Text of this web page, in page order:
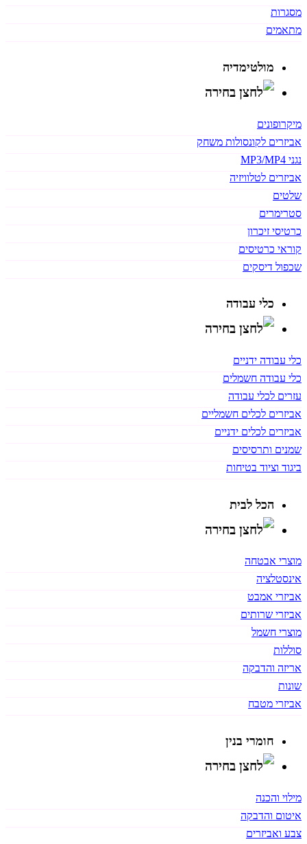
מסגרות
מתאמים
מולטימדיה
מיקרופונים
אביזרים לקונסולות משחק
נגני MP3/MP4
אביזרים לטלוויזיה
שלטים
סטרימרים
כרטיסי זיכרון
קוראי כרטיסים
שכפול דיסקים
כלי עבודה
כלי עבודה ידניים
כלי עבודה חשמלים
עזרים לכלי עבודה
אביזרים לכלים חשמליים
אביזרים לכלים ידניים
שמנים ותרסיסים
ביגוד וציוד בטיחות
הכל לבית
מוצרי אבטחה
אינסטלציה
אביזרי אמבט
אביזרי שרותים
מוצרי חשמל
סוללות
אריזה והדבקה
שונות
אביזרי מטבח
חומרי בנין
מילוי והכנה
איטום והדבקה
צבע ואביזרים